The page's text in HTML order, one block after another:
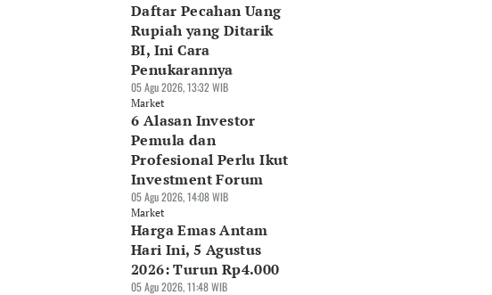
Daftar Pecahan Uang
Rupiah yang Ditarik
BI, Ini Cara
Penukarannya
05 Agu 2026, 13:32 WIB
Market
6 Alasan Investor
Pemula dan
Profesional Perlu Ikut
Investment Forum
05 Agu 2026, 14:08 WIB
Market
Harga Emas Antam
Hari Ini, 5 Agustus
2026: Turun Rp4.000
05 Agu 2026, 11:48 WIB